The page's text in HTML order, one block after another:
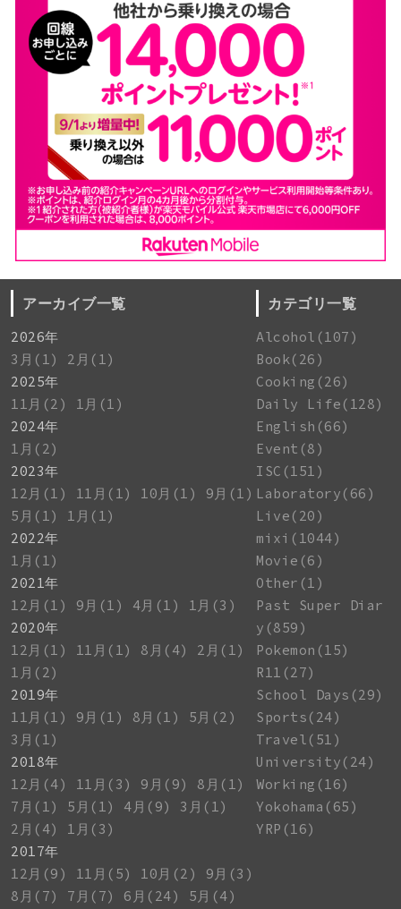
アーカイブ一覧
2026年
3月(1)
2月(1)
2025年
11月(2)
1月(1)
2024年
1月(2)
2023年
12月(1)
11月(1) 10月(1)
9月(1)
5月(1)
1月(1)
2022年
1月(1)
2021年
12月(1)
9月(1) 4月(1)
1月(3)
2020年
12月(1)
11月(1) 8月(4)
2月(1)
1月(2)
2019年
11月(1)
9月(1) 8月(1)
5月(2)
3月(1)
2018年
12月(4)
11月(3) 9月(9)
8月(1)
7月(1)
5月(1) 4月(9)
3月(1)
2月(4)
1月(3)
2017年
12月(9)
11月(5) 10月(2)
9月(3)
8月(7)
7月(7) 6月(24)
5月(4)
カテゴリ一覧
Alcohol(107)
Book(26)
Cooking(26)
Daily Life(128)
English(66)
Event(8)
ISC(151)
Laboratory(66)
Live(20)
mixi(1044)
Movie(6)
Other(1)
Past Super Diar
y(859)
Pokemon(15)
R11(27)
School Days(29)
Sports(24)
Travel(51)
University(24)
Working(16)
Yokohama(65)
YRP(16)